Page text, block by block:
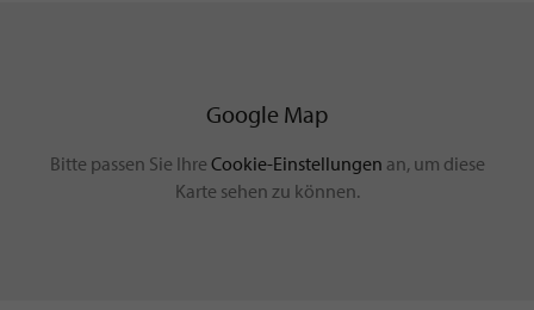
Google Map
Bitte passen Sie Ihre Cookie-Einstellungen an, um diese
Karte sehen zu können.